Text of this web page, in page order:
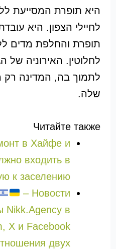
היא תופרת המסייעת
לחיילי הצפון. היא
תופרת והחלפת מדים
לחלוטין. האירוניה של
לתמוך בה, המדינה
שלה.
Читайте также
в Хайфе и
входить в
к заселению
– Новости
Nikk.Agency в
X и Facebook
двух